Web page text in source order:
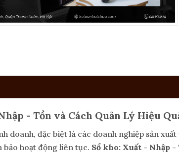
- Tồn và Cách Quản Lý Hiệu
doanh, đặc biệt là các doanh nghiệp sản
bảo hoạt động liên tục. Sổ kho: Xuất - Nhập -